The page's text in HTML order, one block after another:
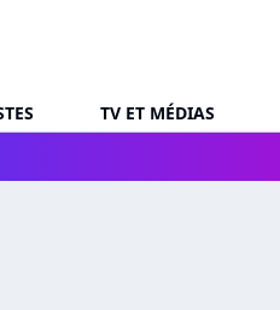
TV ET MÉDIAS